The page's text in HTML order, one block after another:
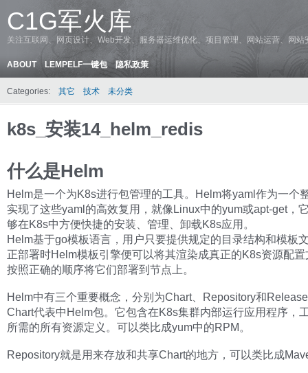
C1G军火库
关注互联网、网页设计、Web开发、服务器运维优化、项目管理、网站运营、网
ABOUT LEMPELF一键包 隐私政策
Categories: 其它 技术 未分类
k8s_安装14_helm_redis
什么是Helm
Helm是一个为K8s进行包管理的工具。Helm将yaml作为一个
实现了这些yaml的高效复用，就像Linux中的yum或apt-get，
够在K8s中方便快捷的安装、管理、卸载K8s应用。
Helm基于go模板语言，用户只要提供规定的目录结构和模板
正部署时Helm模板引擎便可以将其渲染成真正的K8s资源配
按照正确的顺序将它们部署到节点上。
Helm中有三个重要概念，分别为Chart、Repository和
Chart代表中Helm包。它包含在K8s集群内部运行应用程序，
所需的所有资源定义。可以类比成yum中的RPM。
Repository就是用来存放和共享Chart的地方，可以类比成